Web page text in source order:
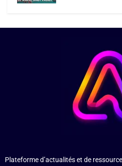
Plateforme d’actualités et de